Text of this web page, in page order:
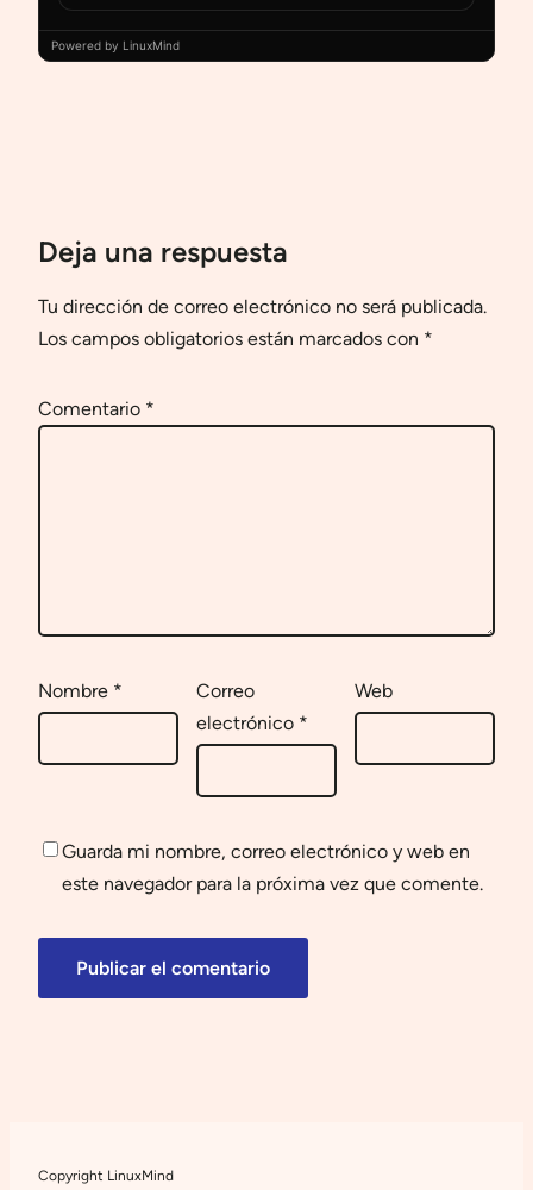
Powered by LinuxMind
Deja una respuesta
Tu dirección de correo electrónico no será publicada.
Los campos obligatorios están marcados con *
Comentario *
Nombre *
Correo
electrónico *
Web
Guarda mi nombre, correo electrónico y web en
este navegador para la próxima vez que comente.
Copyright LinuxMind